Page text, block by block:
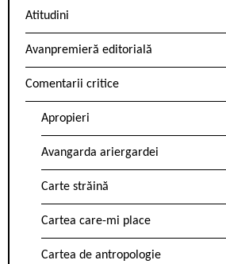
Atitudini
Avanpremieră editorială
Comentarii critice
Apropieri
Avangarda ariergardei
Carte străină
Cartea care-mi place
Cartea de antropologie